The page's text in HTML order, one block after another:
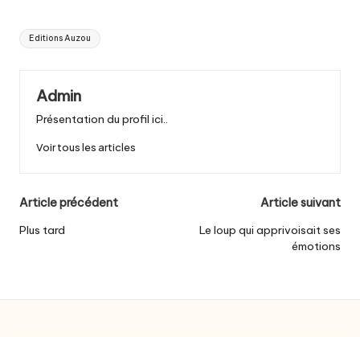
Tags:
Editions Auzou
Admin
Présentation du profil ici..
Voir tous les articles
Post
navigation
Article précédent
Plus tard
Article suivant
Le loup qui apprivoisait ses
émotions